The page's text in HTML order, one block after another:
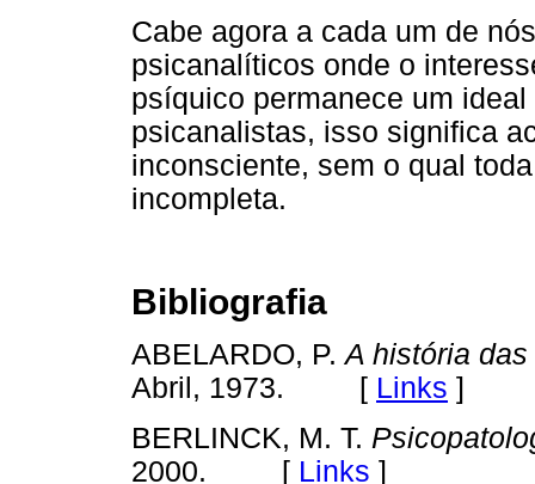
Cabe agora a cada um de
psicanalíticos onde o
psíquico permanece um
psicanalistas, isso significa
inconsciente, sem o qual
incompleta.
Bibliografia
ABELARDO, P.A história
Abril, 1973. [ Links ]
BERLINCK, M. T.
2000. [ Links ]